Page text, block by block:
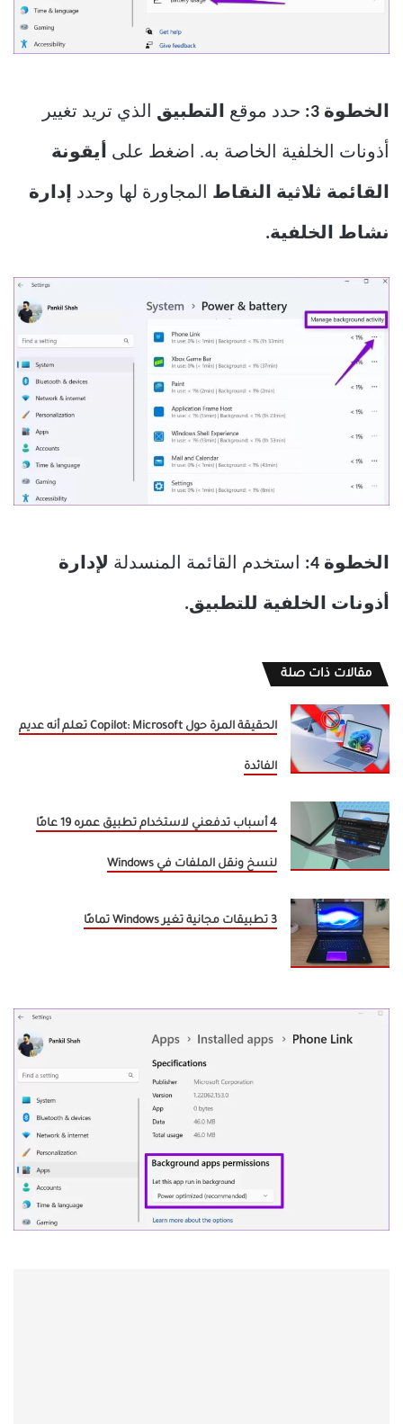
الخطوة 3: حدد موقع التطبيق الذي تريد تغيير
أذونات الخلفية الخاصة به. اضغط على أيقونة
القائمة ثلاثية النقاط المجاورة لها وحدد إدارة
نشاط الخلفية.
الخطوة 4: استخدم القائمة المنسدلة لإدارة
أذونات الخلفية للتطبيق.
مقالات ذات صلة
الحقيقة المرة حول Copilot: Microsoft تعلم أنه عديم
الفائدة
4 أسباب تدفعني لاستخدام تطبيق عمره 19 عامًا
لنسخ ونقل الملفات في Windows
3 تطبيقات مجانية تغير Windows تمامًا